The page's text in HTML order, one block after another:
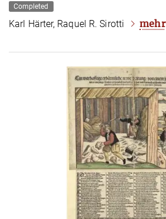
Completed
Karl Härter, Raquel R. Sirotti mehr